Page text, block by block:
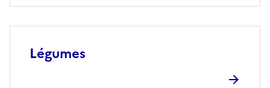
Légumes